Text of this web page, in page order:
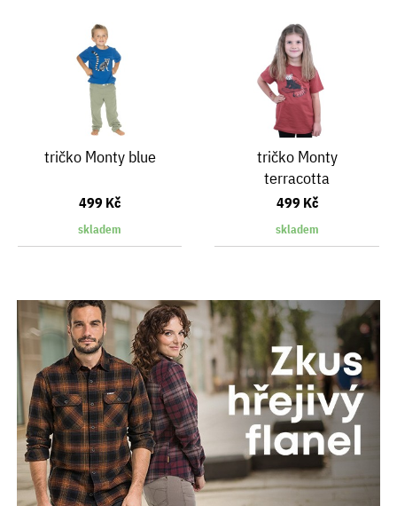
tričko Monty blue
499 Kč
skladem
tričko Monty
terracotta
499 Kč
skladem